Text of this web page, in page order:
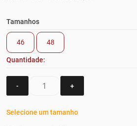
Tamanhos
46 48
Quantidade:
- +
Selecione um tamanho